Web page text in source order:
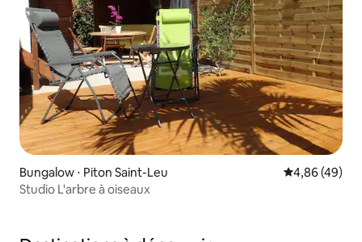
Bungalow ⋅ Piton Saint-Leu Évaluation
4,86 (49)
Studio L'arbre à oiseaux